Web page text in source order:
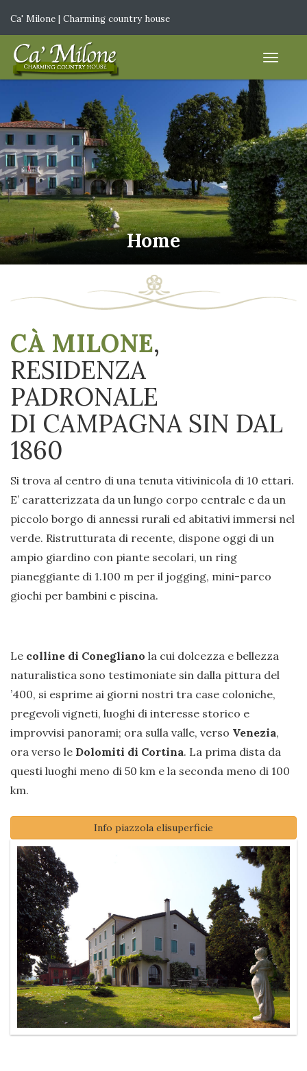
Ca' Milone | Charming country house
Home
CÀ MILONE,
RESIDENZA
PADRONALE
DI CAMPAGNA SIN DAL
1860
Si trova al centro di una tenuta vitivinicola di 10 ettari.
E’ caratterizzata da un lungo corpo centrale e da un
piccolo borgo di annessi rurali ed abitativi immersi nel
verde. Ristrutturata di recente, dispone oggi di un
ampio giardino con piante secolari, un ring
pianeggiante di 1.100 m per il jogging, mini-parco
giochi per bambini e piscina.
Le colline di Conegliano la cui dolcezza e bellezza
naturalistica sono testimoniate sin dalla pittura del
’400, si esprime ai giorni nostri tra case coloniche,
pregevoli vigneti, luoghi di interesse storico e
improvvisi panorami; ora sulla valle, verso Venezia,
ora verso le Dolomiti di Cortina. La prima dista da
questi luoghi meno di 50 km e la seconda meno di 100
km.
Info piazzola elisuperficie